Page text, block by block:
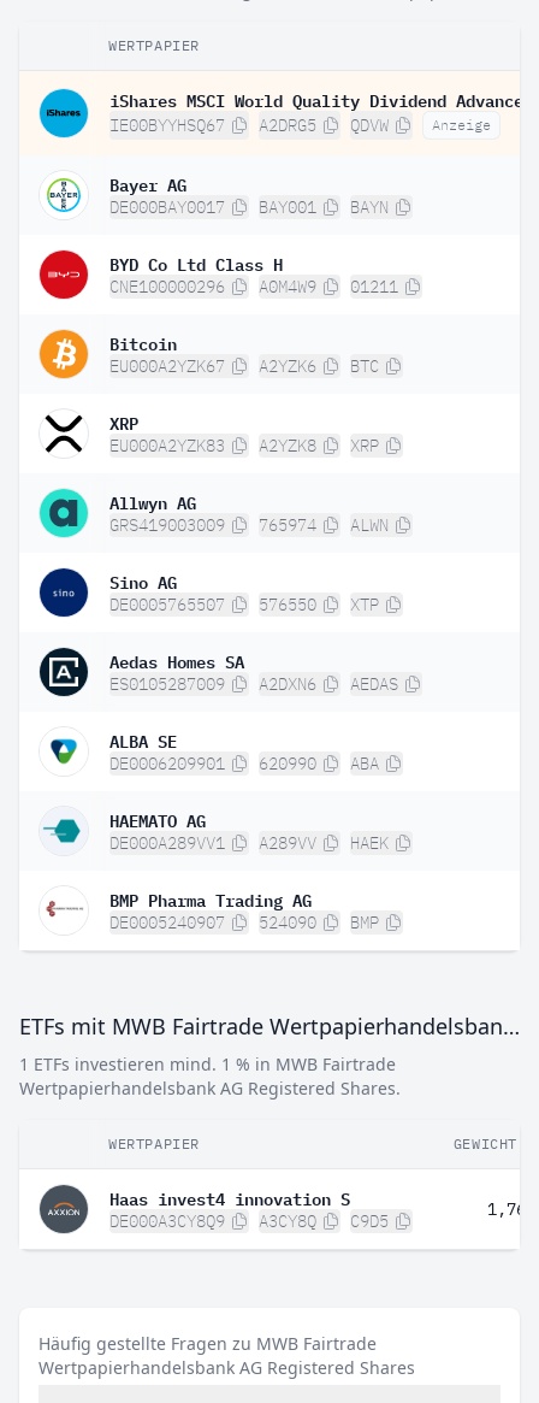
WERTPAPIER
IE00BYYHSQ67 A2DRG5 QDVW Anzeige
Bayer AG
DE000BAY0017 BAY001 BAYN
BYD Co Ltd Class H
CNE100000296 A0M4W9 01211
Bitcoin
EU000A2YZK67 A2YZK6 BTC
XRP
EU000A2YZK83 A2YZK8 XRP
Allwyn AG
GRS419003009 765974 ALWN
Sino AG
DE0005765507 576550 XTP
Aedas Homes SA
ES0105287009 A2DXN6 AEDAS
ALBA SE
DE0006209901 620990 ABA
HAEMATO AG
DE000A289VV1 A289VV HAEK
BMP Pharma Trading AG
DE0005240907 524090 BMP
ETFs mit MWB Fairtrade Wertpapierhandelsbank AG Registered Shares
1 ETFs investieren mind. 1 % in MWB Fairtrade
Wertpapierhandelsbank AG Registered Shares.
WERTPAPIER GEWICHT
Haas invest4 innovation S
DE000A3CY8Q9 A3CY8Q C9D5
1,76
Häufig gestellte Fragen zu MWB Fairtrade
Wertpapierhandelsbank AG Registered Shares